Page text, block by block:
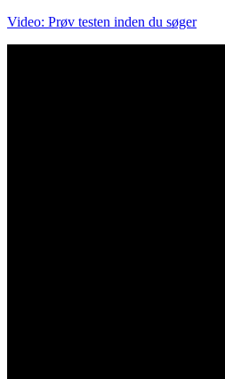
Video: Prøv testen inden du søger